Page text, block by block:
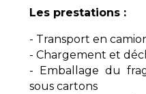
Les prestations :
- Transport en
- Chargement et
- Emballage du
sous cartons